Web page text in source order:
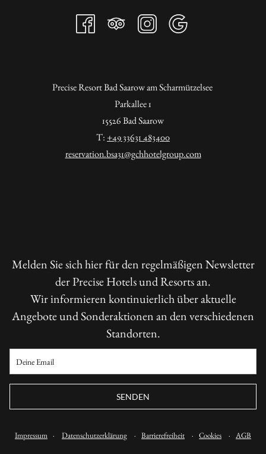
Precise Resort Bad Saarow am Scharmützelsee
Parkallee 1
15526 Bad Saarow
T: +49 33631 483400
reservation.bsa31@gchhotelgroup.com
Melden Sie sich hier für den regelmäßigen Newsletter
der Precise Hotels und Resorts an.
Wir informieren kontinuierlich über aktuelle
Angebote und Sonderaktionen an den verschiedenen
Standorten.
SENDEN
Impressum · Datenschutzerklärung · Barrierefreiheit · Cookies · AGB